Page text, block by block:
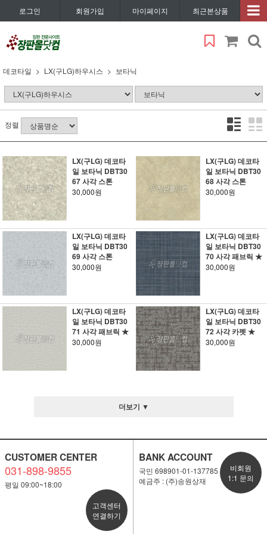
로그인 회원가입 마이페이지 최근본상품
데코타일 LX(구LG)하우시스 보타닉
정렬
LX(구LG) 데코타
일 보타닉 DBT30
67 사각 스톤
30,000원
LX(구LG) 데코타
일 보타닉 DBT30
68 사각 스톤
30,000원
LX(구LG) 데코타
일 보타닉 DBT30
69 사각 스톤
30,000원
LX(구LG) 데코타
일 보타닉 DBT30
70 사각 패브릭 ★
30,000원
LX(구LG) 데코타
일 보타닉 DBT30
71 사각 패브릭 ★
30,000원
LX(구LG) 데코타
일 보타닉 DBT30
72 사각 카펫 ★
30,000원
더보기 ▼
CUSTOMER CENTER
031-898-9855
평일 09:00~18:00
고객센터
연결하기
BANK ACCOUNT
국민 698901-01-137785
예금주 : (주)송원상재
비회원
1:1 문의